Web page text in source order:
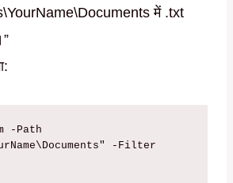
में .txt
-Path
-Filter